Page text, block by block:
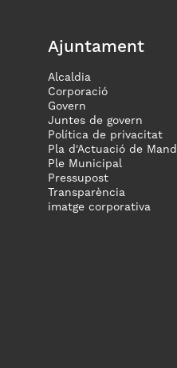
Ajuntament
Alcaldia
Corporació
Govern
Juntes de govern
Política de privacitat
Pla d'Actuació de
Ple Municipal
Pressupost
Transparència
imatge corporativa